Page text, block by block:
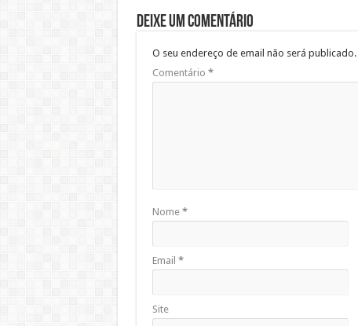
Deixe um comentário
O seu endereço de email não será publicado.
Comentário *
Nome *
Email *
Site